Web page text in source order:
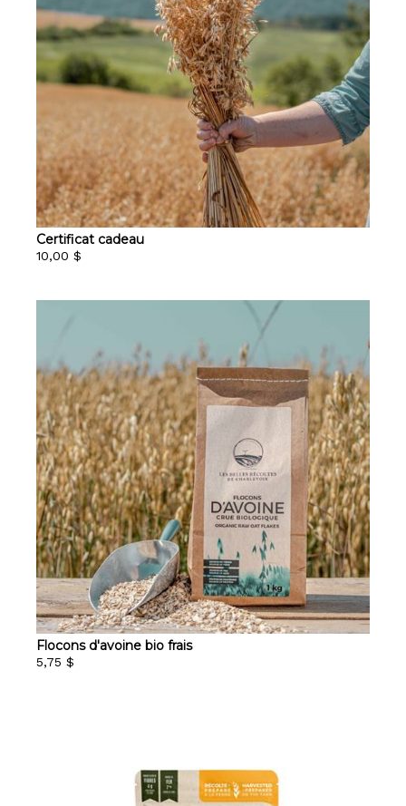
Certificat cadeau
10,00 $
Flocons d'avoine bio frais
5,75 $